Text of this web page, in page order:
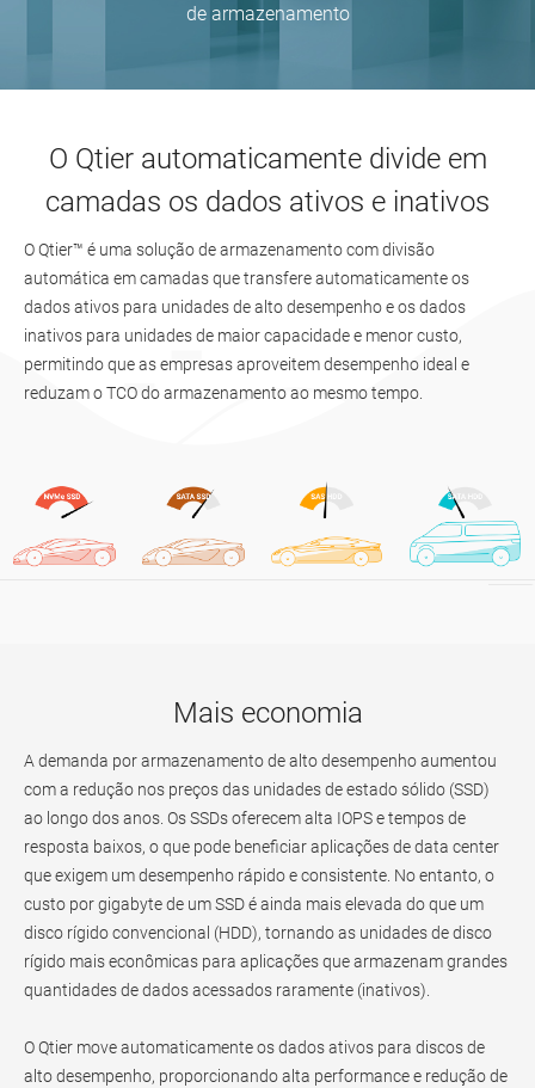
de armazenamento
O Qtier automaticamente divide em
camadas os dados ativos e inativos
O Qtier™ é uma solução de armazenamento com divisão
automática em camadas que transfere automaticamente os
dados ativos para unidades de alto desempenho e os dados
inativos para unidades de maior capacidade e menor custo,
permitindo que as empresas aproveitem desempenho ideal e
reduzam o TCO do armazenamento ao mesmo tempo.
Mais economia
A demanda por armazenamento de alto desempenho aumentou
com a redução nos preços das unidades de estado sólido (SSD)
ao longo dos anos. Os SSDs oferecem alta IOPS e tempos de
resposta baixos, o que pode beneficiar aplicações de data center
que exigem um desempenho rápido e consistente. No entanto, o
custo por gigabyte de um SSD é ainda mais elevada do que um
disco rígido convencional (HDD), tornando as unidades de disco
rígido mais econômicas para aplicações que armazenam grandes
quantidades de dados acessados raramente (inativos).
O Qtier move automaticamente os dados ativos para discos de
alto desempenho, proporcionando alta performance e redução de